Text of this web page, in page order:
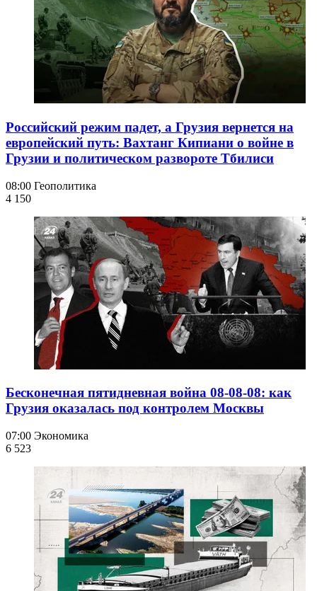
Российский режим падет, а Грузия вернется на
европейский путь: Вахтанг Кипиани о войне в
Грузии и политическом развороте Тбилиси
08:00 Геополитика
4 150
Бесконечная пятидневная война 08-08-08: как
Грузия оказалась под контролем Москвы
07:00 Экономика
6 523